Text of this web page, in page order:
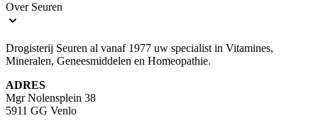
Over Seuren
Drogisterij Seuren al vanaf 1977 uw specialist in Vitamines,
Mineralen, Geneesmiddelen en Homeopathie.
ADRES
Mgr Nolensplein 38
5911 GG Venlo